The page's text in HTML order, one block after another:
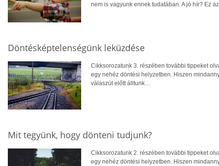
nem is vagyunk ennek tudatában. A jó hír? Ez
Döntésképtelenségünk leküzdése
Cikksorozatunk 3. részében további tippeket
egy nehéz döntési helyzetben. Hiszen
válaszút előtt álltunk…
Mit tegyünk, hogy dönteni tudjunk?
Cikksorozatunk 2. részében további tippeket
egy nehéz döntési helyzetben. Hiszen